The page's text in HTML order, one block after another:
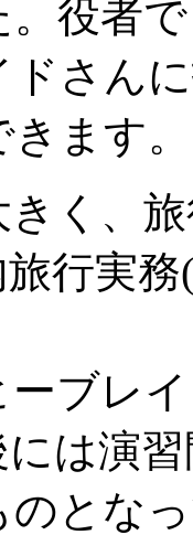
。役者
ドさん
ます。
く、
旅行実
ブレ
は演
とな